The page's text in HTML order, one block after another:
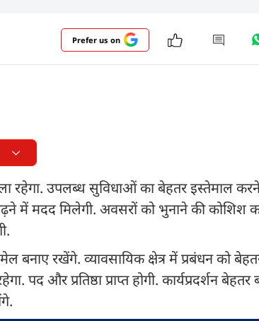
Prefer us on
रहेगा. उपलब्ध सुविधाओं का बेहतर इस्तेमाल
में मदद मिलेगी. अवसरों को भुनाने की कोशिश
बनाए रखेंगे. व्यावसायिक क्षेत्र में प्रबंधन को
और प्रतिष्ठा प्राप्त होगी. कार्यप्रदर्शन बेहतर